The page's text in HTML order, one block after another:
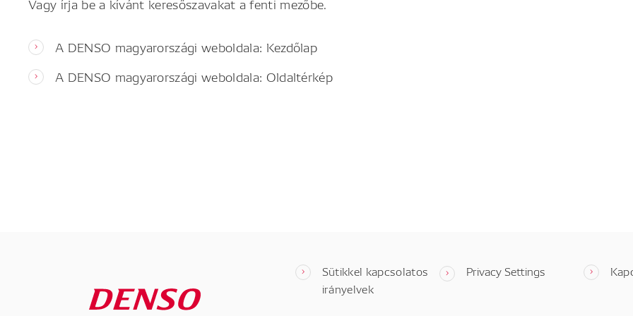
A DENSO magyarországi weboldala: Kezdőlap
A DENSO magyarországi weboldala: Oldaltérkép
Sütikkel kapcsolatos
irányelvek
Privacy Settings